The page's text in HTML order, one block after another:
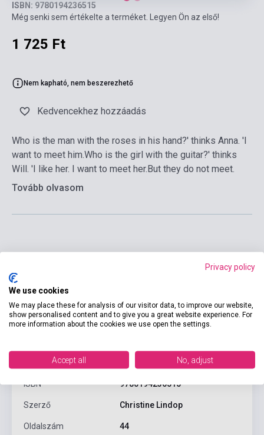
ISBN: 9780194236515
Még senki sem értékelte a terméket. Legyen Ön az első!
1 725 Ft
Nem kapható, nem beszerezhető
Kedvencekhez hozzáadás
Who is the man with the roses in his hand?' thinks Anna. 'I
want to meet him.Who is the girl with the guitar?' thinks
Will. 'I like her. I want to meet her.But they do not meet.
Tovább olvasom
ISBN 9780194236515
Szerző Christine Lindop
Oldalszám 44
Privacy policy
We use cookies
We may place these for analysis of our visitor data, to improve our website,
show personalised content and to give you a great website experience. For
more information about the cookies we use open the settings.
Accept all No, adjust